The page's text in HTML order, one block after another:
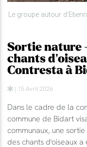
Le groupe autour
Sortie nature
chants
Contresta à
| 15 Avril 2026
Dans le cadre de la
commune de Bidart
communaux, une
des chants d'oiseaux